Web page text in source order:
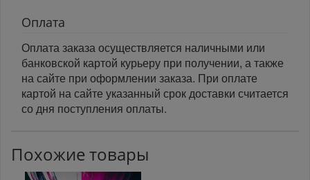
Оплата
Оплата заказа осуществляется наличными или
банковской картой курьеру при получении, а также
на сайте при оформлении заказа. При оплате
картой на сайте указанный срок доставки считается
со дня поступления оплаты.
Похожие товары